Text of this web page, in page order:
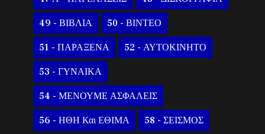
49 - ΒΙΒΛΙΑ 50 - ΒΙΝΤΕΟ
51 - ΠΑΡΑΞΕΝΑ 52 - ΑΥΤΟΚΙΝΗΤΟ
53 - ΓΥΝΑΙΚΑ
54 - ΜΕΝΟΥΜΕ ΑΣΦΑΛΕΙΣ
56 - ΗΘΗ Και ΕΘΙΜΑ 58 - ΣΕΙΣΜΟΣ